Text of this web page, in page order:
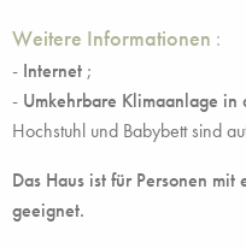
Weitere Informationen :
- Internet ;
- Umkehrbare Klimaanlage in
Hochstuhl und Babybett sind
Das Haus ist für Personen
geeignet.